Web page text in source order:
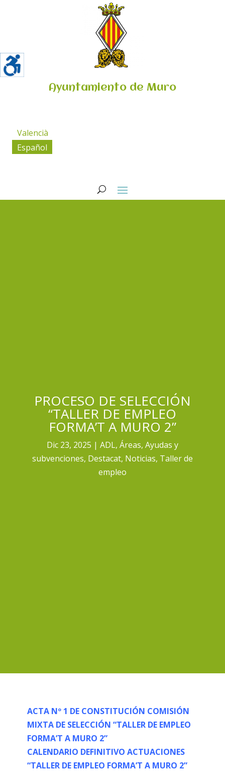
Ayuntamiento de Muro
Valencià
Español
PROCESO DE SELECCIÓN
“TALLER DE EMPLEO
FORMA’T A MURO 2”
Dic 23, 2025 ADL, Áreas, Ayudas y
subvenciones, Destacat, Noticias, Taller de
empleo
ACTA Nº 1 DE CONSTITUCIÓN COMISIÓN
MIXTA DE SELECCIÓN “TALLER DE EMPLEO
FORMA’T A MURO 2”
CALENDARIO DEFINITIVO ACTUACIONES
“TALLER DE EMPLEO FORMA’T A MURO 2”